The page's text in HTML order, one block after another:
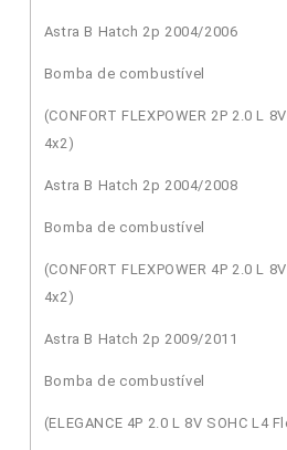
Astra B Hatch 2p 2004/2006
Bomba de combustível
(CONFORT FLEXPOWER 2P 2.0 L
4x2)
Astra B Hatch 2p 2004/2008
Bomba de combustível
(CONFORT FLEXPOWER 4P 2.0 L
4x2)
Astra B Hatch 2p 2009/2011
Bomba de combustível
(ELEGANCE 4P 2.0 L 8V SOHC L4